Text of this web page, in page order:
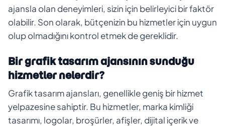
ajansla olan deneyimleri, sizin için belirleyici bir faktör
olabilir. Son olarak, bütçenizin bu hizmetler için uygun
olup olmadığını kontrol etmek de gereklidir.
Bir grafik tasarım ajansının sunduğu
hizmetler nelerdir?
Grafik tasarım ajansları, genellikle geniş bir hizmet
yelpazesine sahiptir. Bu hizmetler, marka kimliği
tasarımı, logolar, broşürler, afişler, dijital içerik ve